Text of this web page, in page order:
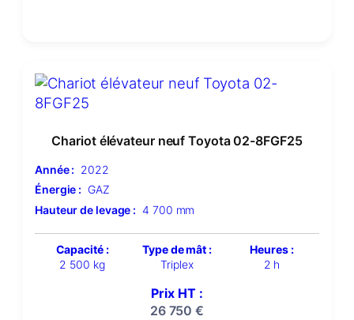
Chariot élévateur neuf Toyota 02-8FGF25
Année : 2022
Énergie : GAZ
Hauteur de levage : 4 700 mm
Capacité :
2 500 kg
Type de mât :
Triplex
Heures :
2 h
Prix HT :
26 750€